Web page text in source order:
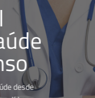
desde